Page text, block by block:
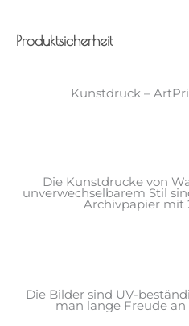
Produktsicherheit
Kunstdruck –
Die Kunstdrucke von
unverwechselbarem Stil
Archivpapier mit
Die Bilder sind UV-
man lange Freude